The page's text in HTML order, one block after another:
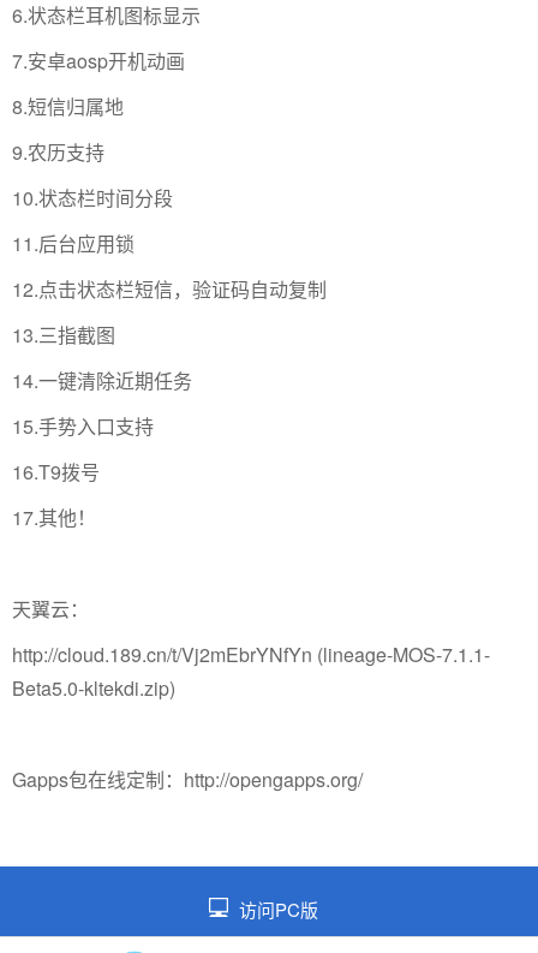
6.状态栏耳机图标显示
7.安卓aosp开机动画
8.短信归属地
9.农历支持
10.状态栏时间分段
11.后台应用锁
12.点击状态栏短信，验证码自动复制
13.三指截图
14.一键清除近期任务
15.手势入口支持
16.T9拨号
17.其他！
天翼云：
http://cloud.189.cn/t/Vj2mEbrYNfYn (lineage-MOS-7.1.1-
Beta5.0-kltekdi.zip)
Gapps包在线定制：http://opengapps.org/
访问PC版